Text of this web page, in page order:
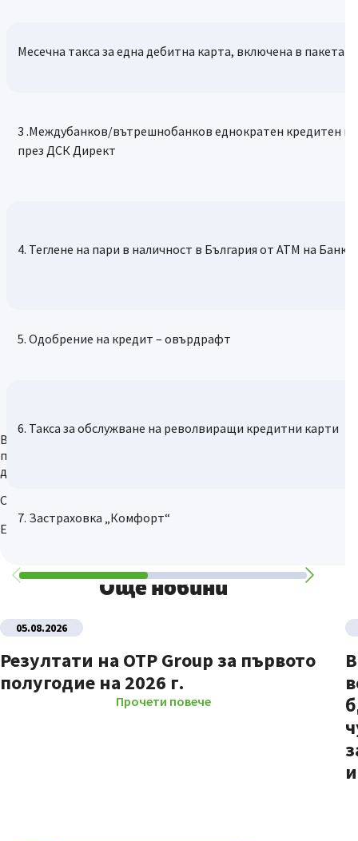
Месечна такса за една дебитна карта, включена в пакета
3 .Междубанков/вътрешнобанков еднократен кредитен
през ДСК Директ
4. Теглене на пари в наличност в България от АТМ на
5. Одобрение на кредит – овърдрафт
6. Такса за обслужване на револвиращи кредитни карти
7. Застраховка „Комфорт“
В случай че не приемате обявените промени, имате
право да прекратите ползването на пакета преди
датата на влизане в сила на промените.
С уважение,
Екипът на Банка ДСК
Още новини
05.08.2026
Резултати на OTP Group за първото
полугодие на 2026 г.
Прочети повече